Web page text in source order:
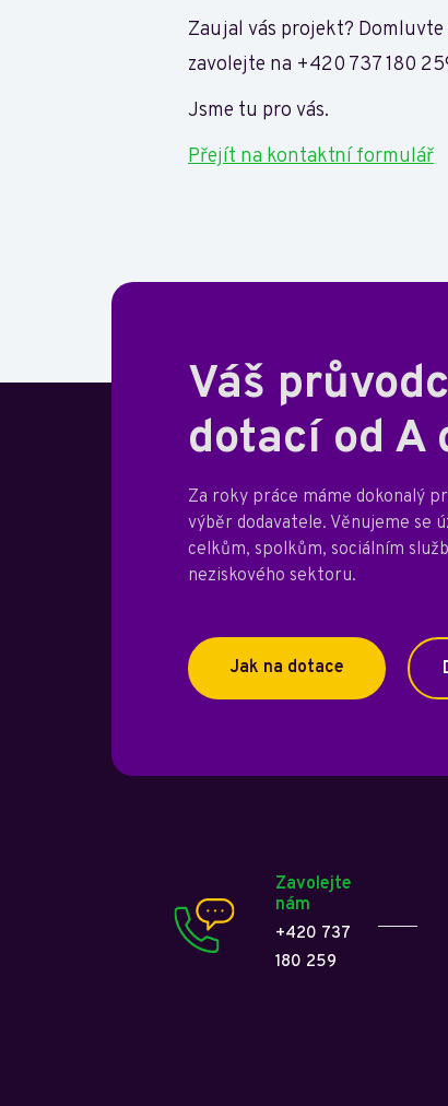
Zaujal vás projekt?
zavolejte na +420 737 180
Jsme tu pro vás.
Přejít na kontaktní formulář
Váš
dotací od A
Za roky práce máme dokonalý
výběr dodavatele. Věnujeme se
celkům, spolkům, sociálním
neziskového sektoru.
Jak na dotace
Zavolejte
nám
+420 737
180 259